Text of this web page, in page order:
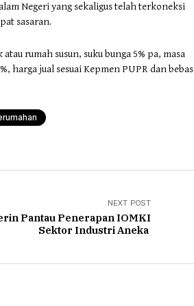
Negeri yang sekaligus telah terkoneksi
sasaran.
rumah susun, suku bunga 5% pa, masa
harga jual sesuai Kepmen PUPR dan bebas
NEXT POST
Pantau Penerapan IOMKI
Sektor Industri Aneka